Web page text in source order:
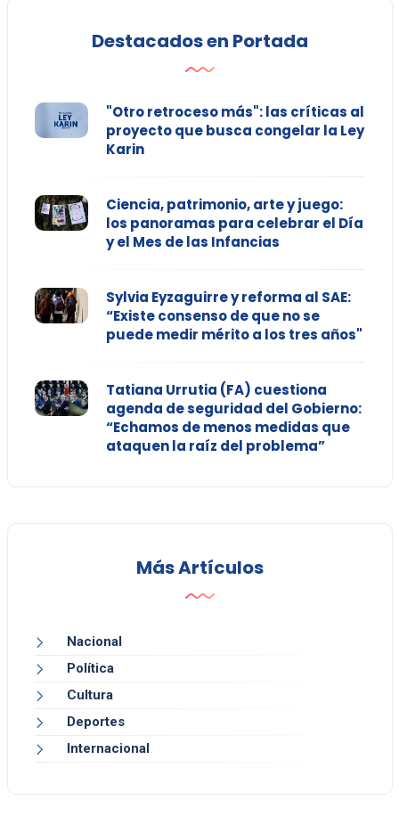
Destacados en Portada
"Otro retroceso más": las críticas al
proyecto que busca congelar la Ley
Karin
Ciencia, patrimonio, arte y juego:
los panoramas para celebrar el Día
y el Mes de las Infancias
Sylvia Eyzaguirre y reforma al SAE:
“Existe consenso de que no se
puede medir mérito a los tres años"
Tatiana Urrutia (FA) cuestiona
agenda de seguridad del Gobierno:
“Echamos de menos medidas que
ataquen la raíz del problema”
Más Artículos
Nacional
Política
Cultura
Deportes
Internacional